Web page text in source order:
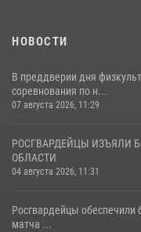
НОВОСТИ
В преддверии дня
соревнования по н...
07 августа 2026, 11:29
РОСГВАРДЕЙЦЫ ИЗЪЯЛИ
ОБЛАСТИ
04 августа 2026, 11:31
Росгвардейцы обеспечили
матча ...